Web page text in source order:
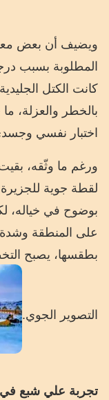
ويضيف أن بعض
المطلوبة بسبب
كانت الكتل
بالخطر والعزلة،
اختبار نفسي
ورغم ما وثّقه،
لقطة جوية
بوضوح في خياله،
على المنطقة وشدة
بطقسها، يصبح
التصوير الجوي.
تجربة علي شبع